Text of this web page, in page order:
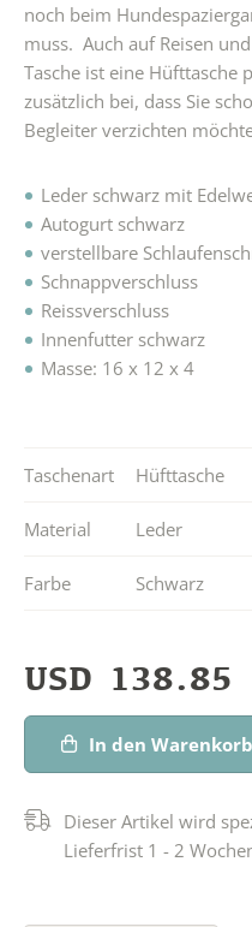
noch beim
muss. Auch auf Reisen
Tasche ist eine Hüfttasche
zusätzlich bei, dass Sie
Begleiter verzichten
Leder schwarz mit
Autogurt schwarz
verstellbare
Schnappverschluss
Reissverschluss
Innenfutter schwarz
Masse: 16 x 12 x 4
Taschenart Hüfttasche
Material Leder
Farbe Schwarz
USD 138.85
In den Warenkorb
Dieser Artikel wird
Lieferfrist 1 - 2